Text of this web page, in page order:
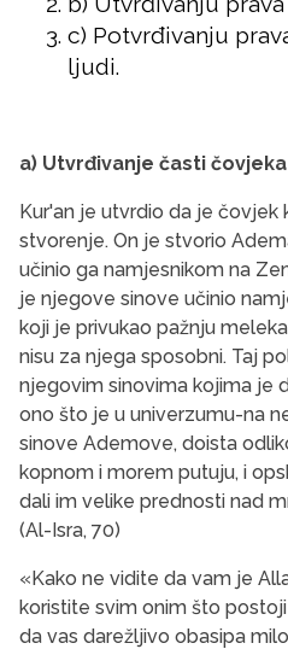
c) Potvrđivanju
ljudi.
a) Utvrđivanje časti čovjeka
Kur'an je utvrdio da je
stvorenje. On je stvorio
učinio ga namjesnikom na
je njegove sinove učinio
koji je privukao pažnju
nisu za njega sposobni. Taj
njegovim sinovima kojima je
ono što je u univerzumu-na
sinove Ademove, doista
kopnom i morem putuju, i
dali im velike prednosti nad
(Al-Isra, 70)
«Kako ne vidite da vam je
koristite svim onim što
da vas darežljivo obasipa